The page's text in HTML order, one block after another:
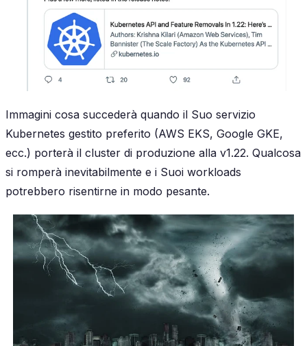
Immagini cosa succederà quando il Suo servizio
Kubernetes gestito preferito (AWS EKS, Google GKE,
ecc.) porterà il cluster di produzione alla v1.22. Qualcosa
si romperà inevitabilmente e i Suoi workloads
potrebbero risentirne in modo pesante.